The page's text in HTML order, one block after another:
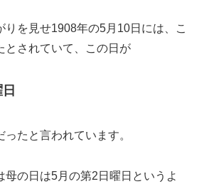
りを見せ1908年の5月10日には、こ
とされていて、この日が
たと言われています。
母の日は5月の第2日曜日というよ